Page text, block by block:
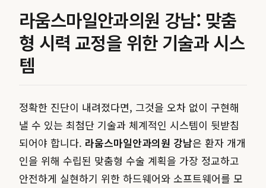
라움스마일안과의원 강남: 맞춤
형 시력 교정을 위한 기술과 시스
템
정확한 진단이 내려졌다면, 그것을 오차 없이 구현해
낼 수 있는 최첨단 기술과 체계적인 시스템이 뒷받침
되어야 합니다. 라움스마일안과의원 강남은 환자 개개
인을 위해 수립된 맞춤형 수술 계획을 가장 정교하고
안전하게 실현하기 위한 하드웨어와 소프트웨어를 모